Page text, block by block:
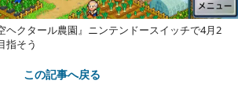
ヘクタール農園』ニンテンドースイッチで4月2
指そう
この記事へ戻る